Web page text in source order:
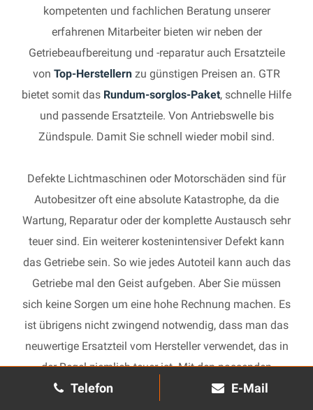
Telefon E-Mail
kompetenten und fachlichen Beratung unserer
erfahrenen Mitarbeiter bieten wir neben der
Getriebeaufbereitung und -reparatur auch Ersatzteile
von Top-Herstellern zu günstigen Preisen an. GTR
bietet somit das Rundum-sorglos-Paket, schnelle Hilfe
und passende Ersatzteile. Von Antriebswelle bis
Zündspule. Damit Sie schnell wieder mobil sind.
Defekte Lichtmaschinen oder Motorschäden sind für
Autobesitzer oft eine absolute Katastrophe, da die
Wartung, Reparatur oder der komplette Austausch sehr
teuer sind. Ein weiterer kostenintensiver Defekt kann
das Getriebe sein. So wie jedes Autoteil kann auch das
Getriebe mal den Geist aufgeben. Aber Sie müssen
sich keine Sorgen um eine hohe Rechnung machen. Es
ist übrigens nicht zwingend notwendig, dass man das
neuwertige Ersatzteil vom Hersteller verwendet, das in
der Regel ziemlich teuer ist. Mit den passenden
Ersatzteilen kann jedes gebrauchte Getriebe schnell